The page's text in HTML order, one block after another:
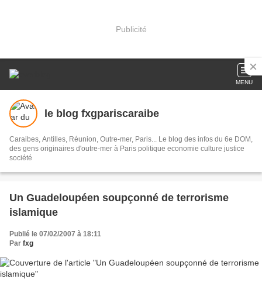
Publicité
MENU
le blog fxgpariscaraibe
Caraibes, Antilles, Réunion, Outre-mer, Paris... Le blog des infos du 6e DOM,
des gens originaires d'outre-mer à Paris politique economie culture justice
société
Un Guadeloupéen soupçonné de terrorisme
islamique
Publié le 07/02/2007 à 18:11
Par fxg